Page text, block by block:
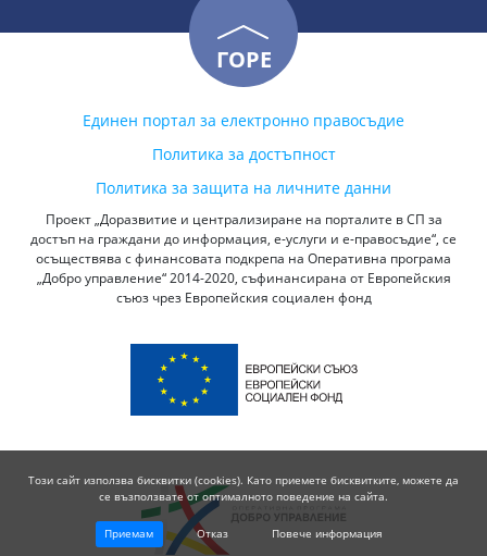
ГОРЕ
Единен портал за електронно правосъдие
Политика за достъпност
Политика за защита на личните данни
Проект „Доразвитие и централизиране на порталите в СП за
достъп на граждани до информация, е-услуги и е-правосъдие“, се
осъществява с финансовата подкрепа на Оперативна програма
„Добро управление“ 2014-2020, съфинансирана от Европейския
съюз чрез Европейския социален фонд
Този сайт използва бисквитки (cookies). Като приемете бисквитките, можете да
се възползвате от оптималното поведение на сайта.
Приемам Отказ Повече информация